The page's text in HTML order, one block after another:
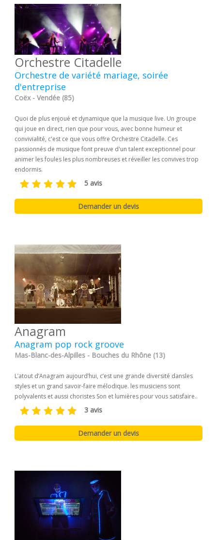
Orchestre Citadelle
Orchestre de variété mariage, soirée
d'entreprise
Coëx - Vendée (85)
Quoi de plus enjoué et dynamique que la musique live. Un groupe
qui joue en direct, rien que pour vous, avec bonne humeur et
convivialité, c'est ce que vous offre Orchestre Citadelle. Ces
passionnés de musique font preuve d'un talent exceptionnel pour
animer les foules les plus nombreuses et réveiller les convives trop
endormis.
5 avis
Anagram
Anagram pop rock groove
Mas-Blanc-des-Alpilles - Bouches du Rhône (13)
L’atout d’Anagram aujourd’hui, c’est une grande diversité dansles
styles et un grand savoir-faire mélodique. les musiciens sont
polyvalents et aussi choristes Son et lumières pour vous satisfaire..
3 avis